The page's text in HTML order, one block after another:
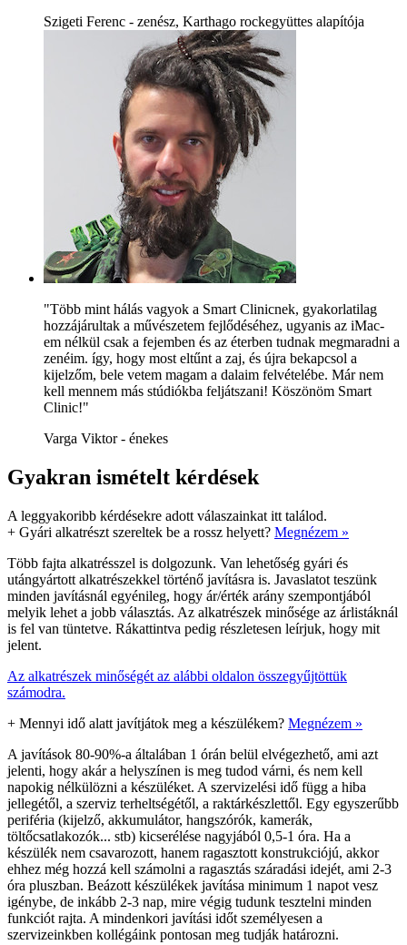
Szigeti Ferenc - zenész, Karthago rockegyüttes alapítója
"Több mint hálás vagyok a Smart Clinicnek, gyakorlatilag
hozzájárultak a művészetem fejlődéséhez, ugyanis az iMac-
em nélkül csak a fejemben és az éterben tudnak megmaradni a
zenéim. így, hogy most eltűnt a zaj, és újra bekapcsol a
kijelzőm, bele vetem magam a dalaim felvételébe. Már nem
kell mennem más stúdiókba feljátszani! Köszönöm Smart
Clinic!"
Varga Viktor - énekes
Gyakran ismételt kérdések
A leggyakoribb kérdésekre adott válaszainkat itt találod.
+ Gyári alkatrészt szereltek be a rossz helyett? Megnézem »
Több fajta alkatrésszel is dolgozunk. Van lehetőség gyári és
utángyártott alkatrészekkel történő javításra is. Javaslatot teszünk
minden javításnál egyénileg, hogy ár/érték arány szempontjából
melyik lehet a jobb választás. Az alkatrészek minősége az árlistáknál
is fel van tüntetve. Rákattintva pedig részletesen leírjuk, hogy mit
jelent.
Az alkatrészek minőségét az alábbi oldalon összegyűjtöttük
számodra.
+ Mennyi idő alatt javítjátok meg a készülékem? Megnézem »
A javítások 80-90%-a általában 1 órán belül elvégezhető, ami azt
jelenti, hogy akár a helyszínen is meg tudod várni, és nem kell
napokig nélkülözni a készüléket. A szervizelési idő függ a hiba
jellegétől, a szerviz terheltségétől, a raktárkészlettől. Egy egyszerűbb
periféria (kijelző, akkumulátor, hangszórók, kamerák,
töltőcsatlakozók... stb) kicserélése nagyjából 0,5-1 óra. Ha a
készülék nem csavarozott, hanem ragasztott konstrukciójú, akkor
ehhez még hozzá kell számolni a ragasztás száradási idejét, ami 2-3
óra pluszban. Beázott készülékek javítása minimum 1 napot vesz
igénybe, de inkább 2-3 nap, mire végig tudunk tesztelni minden
funkciót rajta. A mindenkori javítási időt személyesen a
szervizeinkben kollégáink pontosan meg tudják határozni.